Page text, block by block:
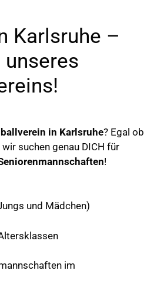
Karlsruhe –
unseres
in Karlsruhe? Egal ob
suchen genau DICH für
!
und Mädchen)
im